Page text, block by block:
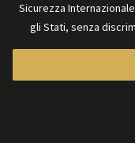
Sicurezza
gli Stati, senza